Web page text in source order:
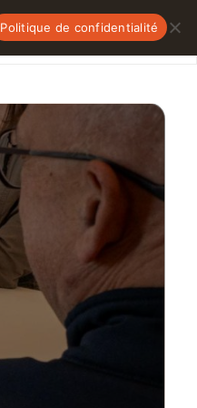
NOUS CONTACTER
Politique de confidentialité